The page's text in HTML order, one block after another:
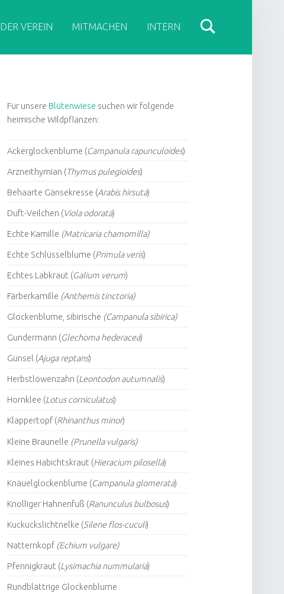
DER VEREIN MITMACHEN INTERN
SIDEBAR
Für unsere Blütenwiese suchen wir folgende
heimische Wildpflanzen:
Ackerglockenblume (Campanula rapunculoides)
Arzneithymian (Thymus pulegioides)
Behaarte Gänsekresse (Arabis hirsuta)
Duft-Veilchen (Viola odorata)
Echte Kamille (Matricaria chamomilla)
Echte Schlüsselblume (Primula veris)
Echtes Labkraut (Galium verum)
Färberkamille (Anthemis tinctoria)
Glockenblume, sibirische (Campanula sibirica)
Gundermann (Glechoma hederacea)
Günsel (Ajuga reptans)
Herbstlöwenzahn (Leontodon autumnalis)
Hornklee (Lotus corniculatus)
Klappertopf (Rhinanthus minor)
Kleine Braunelle (Prunella vulgaris)
Kleines Habichtskraut (Hieracium pilosella)
Knäuelglockenblume (Campanula glomerata)
Knolliger Hahnenfuß (Ranunculus bulbosus)
Kuckuckslichtnelke (Silene flos-cuculi)
Natternkopf(Echium vulgare)
Pfennigkraut (Lysimachia nummularia)
Rundblättrige Glockenblume